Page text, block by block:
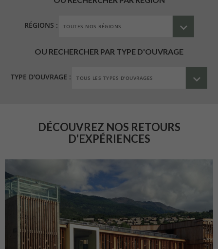
RÉGIONS :
OU RECHERCHER PAR TYPE D'OUVRAGE
TYPE D'OUVRAGE :
DÉCOUVREZ NOS RETOURS
D'EXPÉRIENCES